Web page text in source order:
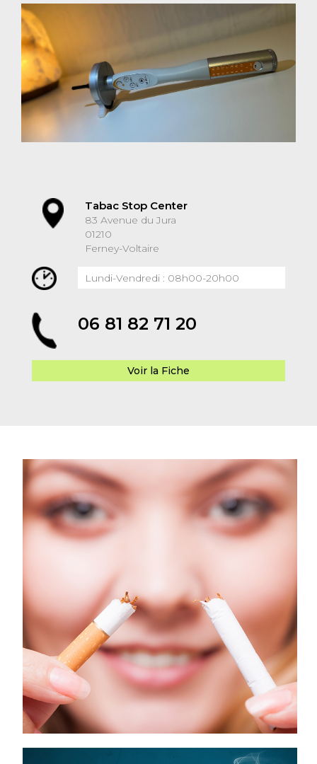
Tabac Stop Center
83 Avenue du Jura
01210
Ferney-Voltaire
Lundi-Vendredi : 08h00-20h00
06 81 82 71 20
Voir la Fiche